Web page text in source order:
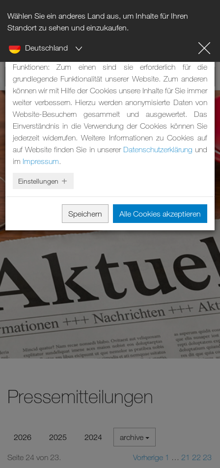
Wählen Sie ein anderes Land aus, um Inhalte für Ihren
Standort zu sehen und einzukaufen.
Deutschland
Pressemitteilungen
2026 2025 2024 archive
Seite 24 von 23. Vorherige 1 … 21 22 23
Hinweis zu Cookies
Unsere Webseite verwendet Cookies. Diese haben zwei
Funktionen: Zum einen sind sie erforderlich für die
grundlegende Funktionalität unserer Website. Zum anderen
können wir mit Hilfe der Cookies unsere Inhalte für Sie immer
weiter verbessern. Hierzu werden anonymisierte Daten von
Website-Besuchern gesammelt und ausgewertet. Das
Einverständnis in die Verwendung der Cookies können Sie
jederzeit widerrufen. Weitere Informationen zu Cookies auf
auf Website finden Sie in unserer Datenschutzerklärung und
im Impressum.
Einstellungen
Speichern Alle Cookies akzeptieren